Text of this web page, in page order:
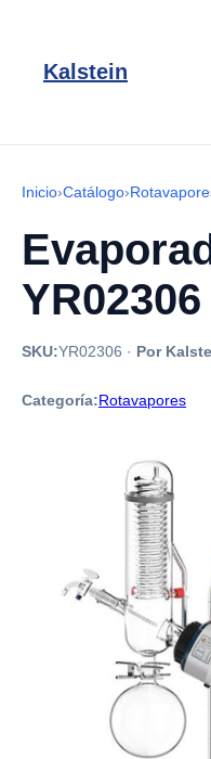
Kalstein
Inicio›Catálogo›
YR02306
SKU:YR02306 · Por
Categoría:Rotavapores